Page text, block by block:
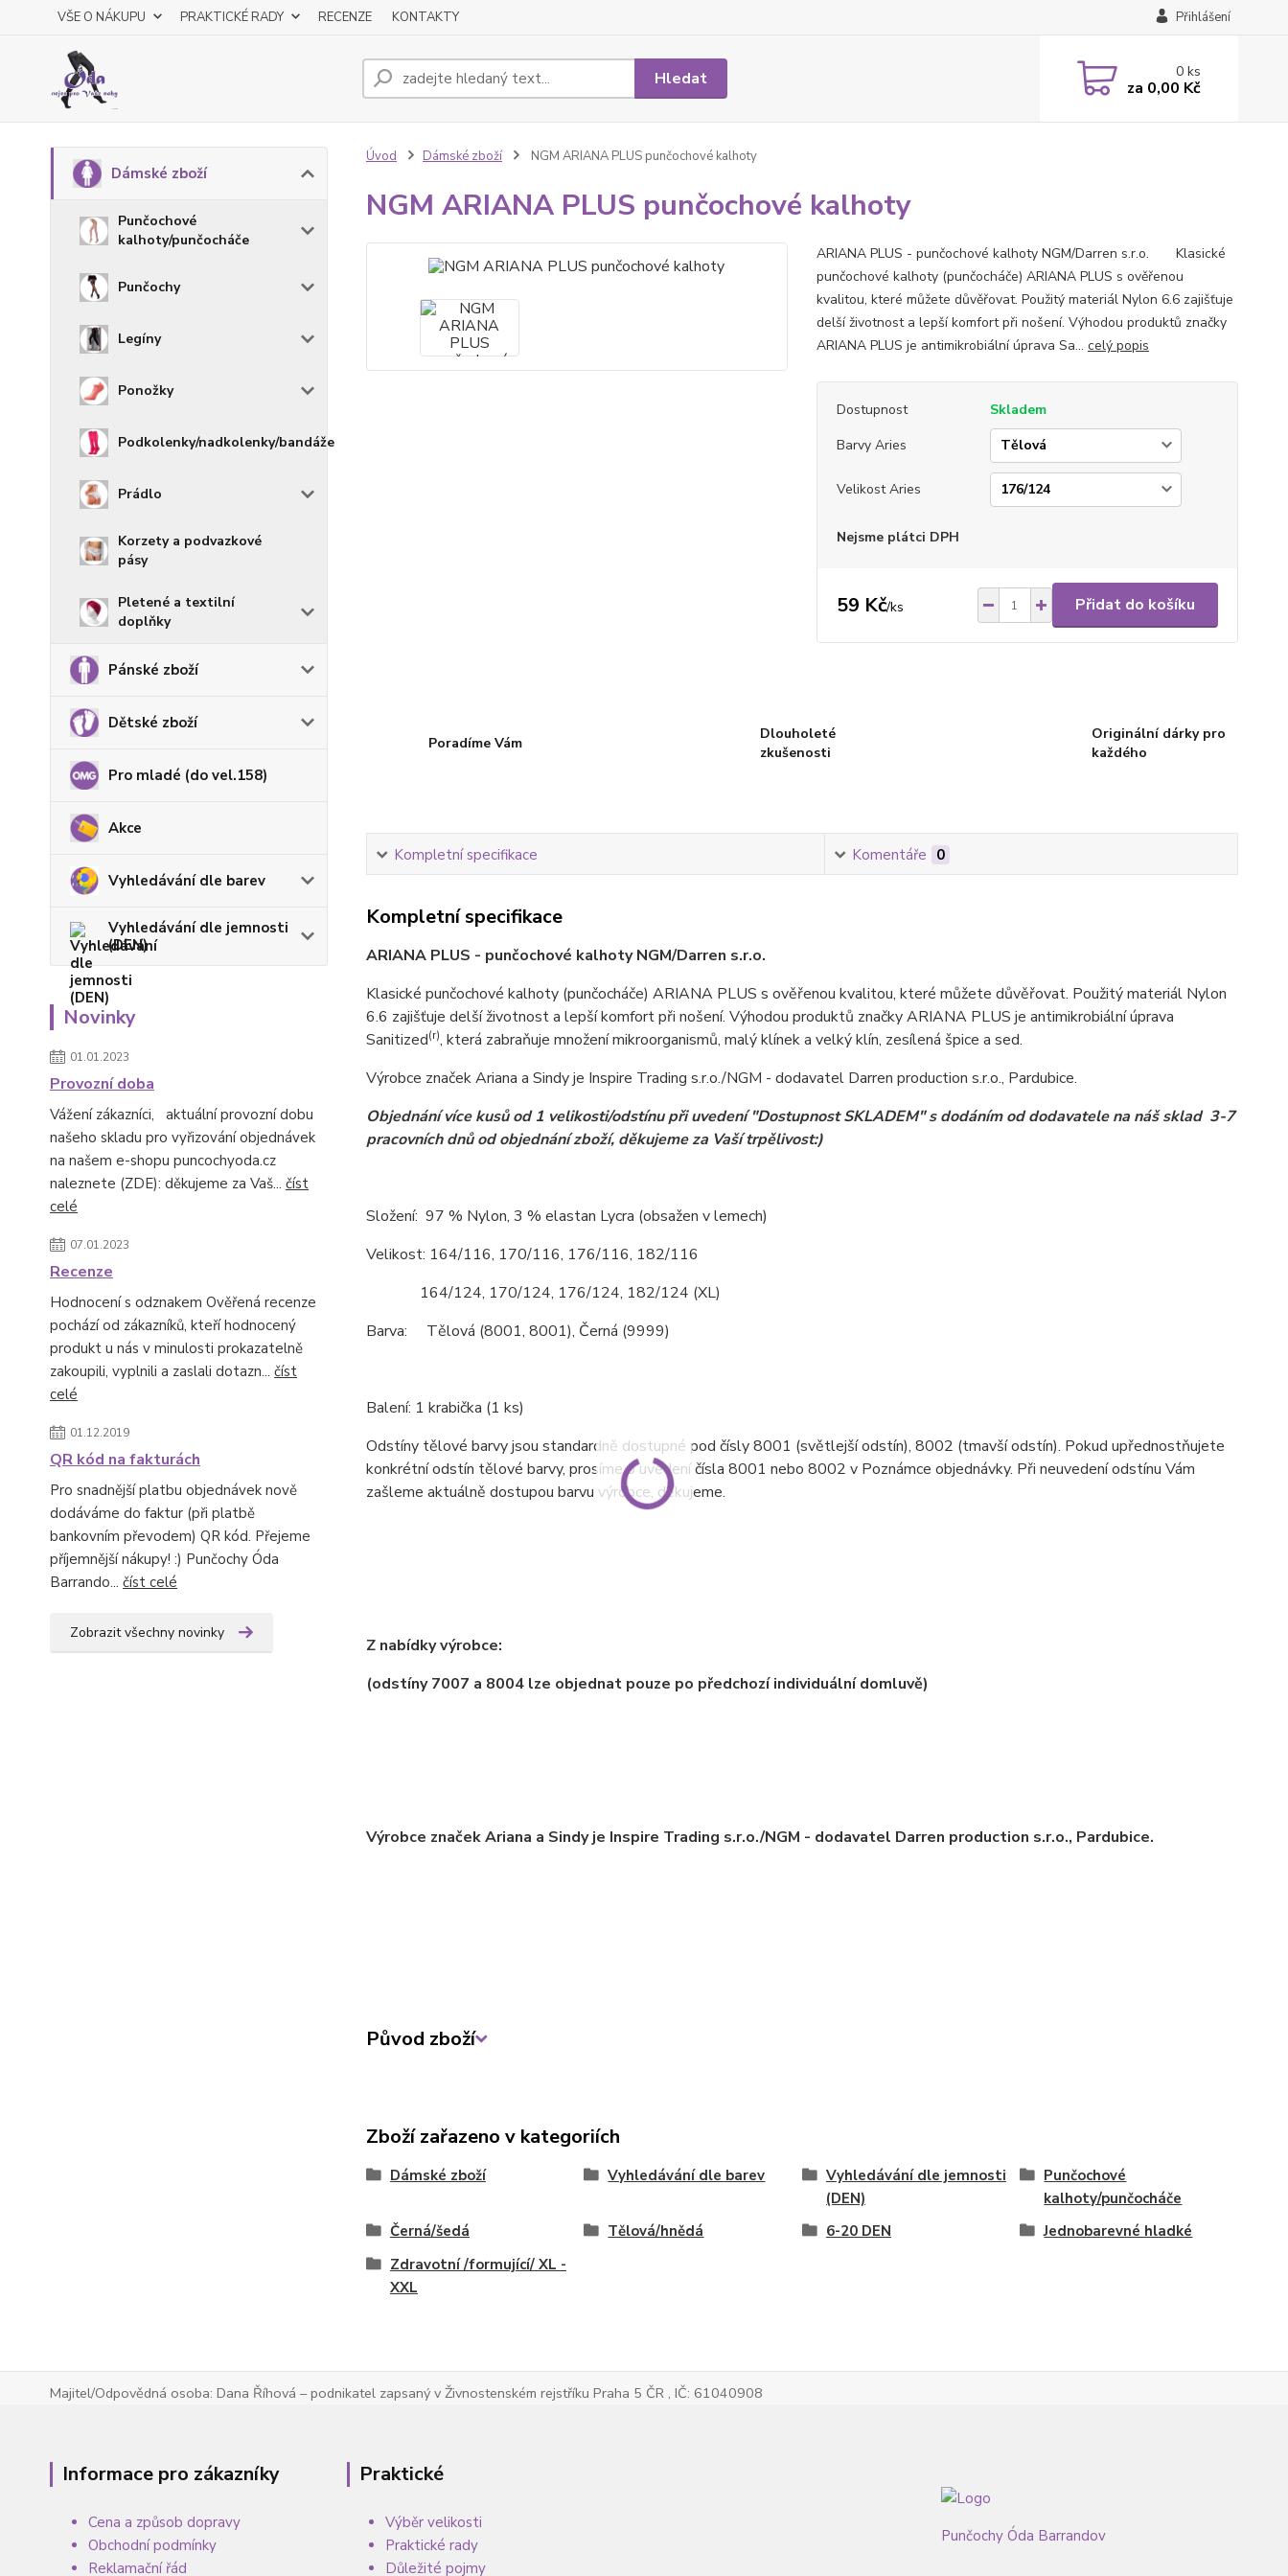
VŠE O NÁKUPU PRAKTICKÉ RADY RECENZE KONTAKTY Přihlášení
Hledat 0ks
za 0,00 Kč
Dámské zboží
Punčochové
kalhoty/punčocháče
Punčochy
Legíny
Ponožky
Podkolenky/nadkolenky/bandáže
Prádlo
Korzety a podvazkové
pásy
Pletené a textilní
doplňky
Pánské zboží
Dětské zboží
Pro mladé (do vel.158)
Akce
Vyhledávání dle barev
Vyhledávání dle jemnosti
(DEN)
Novinky
01.01.2023
Provozní doba
Vážení zákazníci, aktuální provozní dobu
našeho skladu pro vyřizování objednávek
na našem e-shopu puncochyoda.cz
naleznete (ZDE): děkujeme za Vaš... číst
celé
07.01.2023
Recenze
Hodnocení s odznakem Ověřená recenze
pochází od zákazníků, kteří hodnocený
produkt u nás v minulosti prokazatelně
zakoupili, vyplnili a zaslali dotazn... číst
celé
01.12.2019
QR kód na fakturách
Pro snadnější platbu objednávek nově
dodáváme do faktur (při platbě
bankovním převodem) QR kód. Přejeme
příjemnější nákupy! :) Punčochy Óda
Barrando... číst celé
Zobrazit všechny novinky
Úvod Dámské zboží NGM ARIANA PLUS punčochové kalhoty
NGM ARIANA PLUS punčochové kalhoty
ARIANA PLUS - punčochové kalhoty NGM/Darren s.r.o. Klasické
punčochové kalhoty (punčocháče) ARIANA PLUS s ověřenou
kvalitou, které můžete důvěřovat. Použitý materiál Nylon 6.6 zajišťuje
delší životnost a lepší komfort při nošení. Výhodou produktů značky
ARIANA PLUS je antimikrobiální úprava Sa... celý popis
Dostupnost
Skladem
Barvy Aries
Velikost Aries
Nejsme plátci DPH
59 Kč/ks Přidat do košíku
Poradíme Vám
Dlouholeté
zkušenosti
Originální dárky pro
každého
Kompletní specifikace Komentáře 0
Kompletní specifikace
ARIANA PLUS - punčochové kalhoty NGM/Darren s.r.o.
Klasické punčochové kalhoty (punčocháče) ARIANA PLUS s ověřenou kvalitou, které můžete důvěřovat. Použitý materiál Nylon
6.6 zajišťuje delší životnost a lepší komfort při nošení. Výhodou produktů značky ARIANA PLUS je antimikrobiální úprava
Sanitized(r), která zabraňuje množení mikroorganismů, malý klínek a velký klín, zesílená špice a sed.
Výrobce značek Ariana a Sindy je Inspire Trading s.r.o./NGM - dodavatel Darren production s.r.o., Pardubice.
Objednání více kusů od 1 velikosti/odstínu při uvedení "Dostupnost SKLADEM" s dodáním od dodavatele na náš sklad 3-7
pracovních dnů od objednání zboží, děkujeme za Vaší trpělivost:)
Složení: 97 % Nylon, 3 % elastan Lycra (obsažen v lemech)
Velikost: 164/116, 170/116, 176/116, 182/116
164/124, 170/124, 176/124, 182/124 (XL)
Barva: Tělová (8001, 8001), Černá (9999)
Balení: 1 krabička (1 ks)
Odstíny tělové barvy jsou standardně dostupné pod čísly 8001 (světlejší odstín), 8002 (tmavší odstín). Pokud upřednostňujete
konkrétní odstín tělové barvy, prosíme o uvedení čísla 8001 nebo 8002 v Poznámce objednávky. Při neuvedení odstínu Vám
zašleme aktuálně dostupou barvu výrobce, děkujeme.
Z nabídky výrobce:
(odstíny 7007 a 8004 lze objednat pouze po předchozí individuální domluvě)
Výrobce značek Ariana a Sindy je Inspire Trading s.r.o./NGM - dodavatel Darren production s.r.o., Pardubice.
Původ zboží
Zboží zařazeno v kategoriích
Dámské zboží Vyhledávání dle barev
Vyhledávání dle jemnosti
(DEN)
Punčochové
kalhoty/punčocháče
Černá/šedá
Tělová/hnědá 6-20 DEN
Jednobarevné hladké
Zdravotní /formující/ XL -
XXL
Majitel/Odpovědná osoba: Dana Říhová – podnikatel zapsaný v Živnostenském rejstříku Praha 5 ČR , IČ: 61040908
Informace pro zákazníky
Cena a způsob dopravy
Obchodní podmínky
Reklamační řád
Praktické
Výběr velikosti
Praktické rady
Důležité pojmy
Punčochy Óda Barrandov